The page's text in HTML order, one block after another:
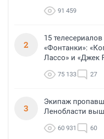
91 459
2
15
«Фонтанки»:
Лассо» и «Джек
75 133 27
3
Экипаж
Ленобласти
60 931 60